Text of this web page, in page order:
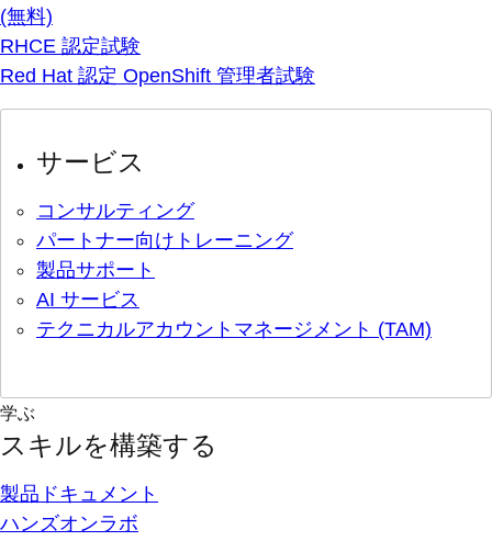
(無料)
RHCE 認定試験
Red Hat 認定 OpenShift 管理者試験
サービス
コンサルティング
パートナー向けトレーニング
製品サポート
AI サービス
テクニカルアカウントマネージメント (TAM)
学ぶ
スキルを構築する
製品ドキュメント
ハンズオンラボ